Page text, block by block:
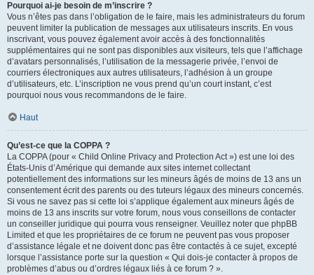
Pourquoi ai-je besoin de m’inscrire ?
Vous n’êtes pas dans l’obligation de le faire, mais les administrateurs du forum
peuvent limiter la publication de messages aux utilisateurs inscrits. En vous
inscrivant, vous pouvez également avoir accès à des fonctionnalités
supplémentaires qui ne sont pas disponibles aux visiteurs, tels que l’affichage
d’avatars personnalisés, l’utilisation de la messagerie privée, l’envoi de
courriers électroniques aux autres utilisateurs, l’adhésion à un groupe
d’utilisateurs, etc. L’inscription ne vous prend qu’un court instant, c’est
pourquoi nous vous recommandons de le faire.
Haut
Qu’est-ce que la COPPA ?
La COPPA (pour « Child Online Privacy and Protection Act ») est une loi des
États-Unis d’Amérique qui demande aux sites internet collectant
potentiellement des informations sur les mineurs âgés de moins de 13 ans un
consentement écrit des parents ou des tuteurs légaux des mineurs concernés.
Si vous ne savez pas si cette loi s’applique également aux mineurs âgés de
moins de 13 ans inscrits sur votre forum, nous vous conseillons de contacter
un conseiller juridique qui pourra vous renseigner. Veuillez noter que phpBB
Limited et que les propriétaires de ce forum ne peuvent pas vous proposer
d’assistance légale et ne doivent donc pas être contactés à ce sujet, excepté
lorsque l’assistance porte sur la question « Qui dois-je contacter à propos de
problèmes d’abus ou d’ordres légaux liés à ce forum ? ».